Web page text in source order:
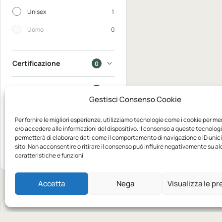
Gestisci Consenso Cookie
Per fornire le migliori esperienze, utilizziamo tecnologie come i cookie per
e/o accedere alle informazioni del dispositivo. Il consenso a queste
permetterà di elaborare dati come il comportamento di navigazione o ID
sito. Non acconsentire o ritirare il consenso può influire negativamente su
caratteristiche e funzioni.
Accetta Nega Visualizza le
Unisex 1
Uomo 0
Certificazione 0
Disponibili
Mostra 1
prodotto
Azzera